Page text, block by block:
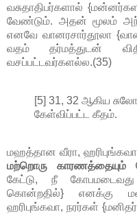
வசுதாதிபர்களால்
வேண்டும். அதன் மூலம்
எனவே வானரசார்தூலா
வதம் தர்மத்துடன்
வசப்பட்டவர்களல்ல.(35)
[5] 31, 32 ஆகிய
கேள்விப்பட்ட கீதம்.
மஹத்தான வீரா,
மற்றொரு காரணத்தையும்
கேட்டு, நீ
கொன்றதில்} எனக்கு
ஹரிபுங்கவா, நரர்கள்